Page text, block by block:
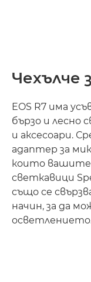
Чехълче
EOS R7 има
бързо и лесно
и аксесоари.
адаптер за
които вашите
светкавици
също се
начин, за да